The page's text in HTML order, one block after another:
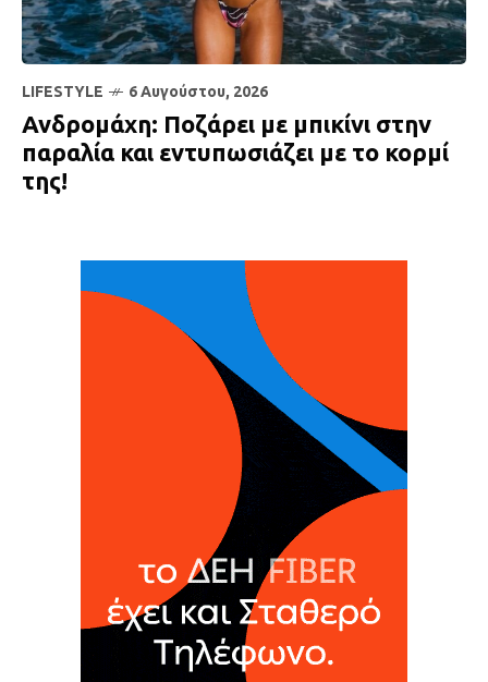
LIFESTYLE 6 Αυγούστου, 2026
Ανδρομάχη: Ποζάρει με μπικίνι στην
παραλία και εντυπωσιάζει με το κορμί
της!